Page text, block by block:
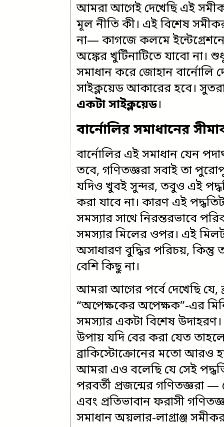
আমরা আগেই দেখেছি এই
মূল নীতি কী। এই বিশেষ
না— কাগজে কলমে
অঙ্কের খুটিঁনাটিতে যাবো
সমাধান করে জোহান বার্নোলি
সাইক্লয়েড আকারের হবে।
একটা সাইক্লয়েড।
বার্নোলির সমাধানের
বার্নোলির এই সমাধান যেন
তবে, গণিতজ্ঞরা সবাই তা
যদিও খুবই সুন্দর, তবুও এই
করা যাবে না। কারণ এই
সমস্যার সাথে নিরন্তরভাবে
সমস্যার মিলের ওপর। এই
অসাধারণ বুদ্ধির পরিচয়,
বেশি কিছু না।
আমরা আগের পর্বে দেখেছি যে,
“অপেক্ষকের অপেক্ষক”-এর
সমস্যার একটা বিশেষ
উপায় যদি বের করা যেত
ব্রাকিস্টোক্রোনের মতো আরও
আমরা এও বলেছি যে সেই
পরবর্তী প্রজন্মের গণিতজ্ঞরা
এবং প্রতিভাবান ফরাসী
সমাধান অয়লার-লাগ্রাঞ্জ